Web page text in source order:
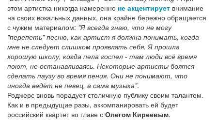
этом артистка никогда намеренно не акцентирует внимание
на своих вокальных данных, она крайне бережно обращается
с чужим материалом: "Я всегда знаю, что не могу
"перепеть" песню, как артист я должна понимать, когда
мне не следует слишком проявлять себя. Я прошла
хорошую школу, когда пела госпел - там люди всё время
поют, не останавливаясь. Некоторые артисты боятся
сделать паузу во время пения. Они не понимают, что
иногда ведёт не певец, а сама музыка".
Роджерс вновь порадует столичную публику своим талантом.
Как и в предыдущие разы, аккомпанировать ей будет
российский квартет во главе с Олегом Киреевым.